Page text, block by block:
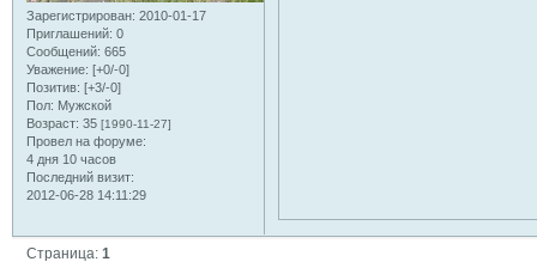
Зарегистрирован: 2010-01-17
Приглашений: 0
Сообщений: 665
Уважение: [+0/-0]
Позитив: [+3/-0]
Пол: Мужской
Возраст: 35 [1990-11-27]
Провел на форуме:
4 дня 10 часов
Последний визит:
2012-06-28 14:11:29
Страница:1